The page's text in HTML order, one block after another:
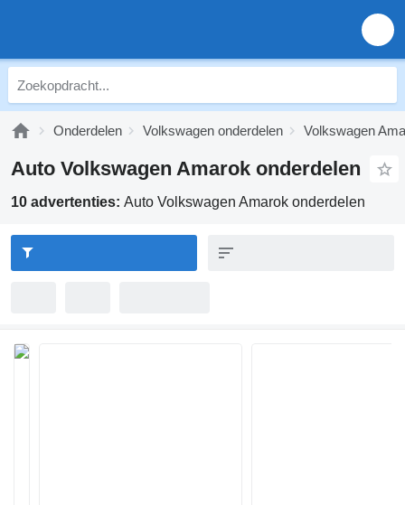
Onderdelen Volkswagen onderdelen Volkswagen
Auto Volkswagen Amarok onderdelen
10 advertenties: Auto Volkswagen Amarok onderdelen